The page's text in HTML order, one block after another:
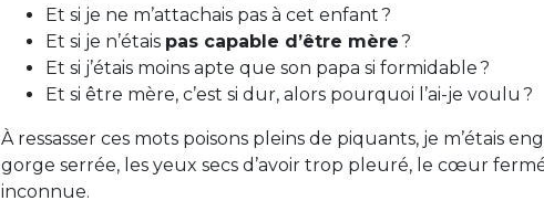
Et si je ne m’attachais pas à cet enfant ?
Et si je n’étais pas capable d’être mère?
Et si j’étais moins apte que son papa si formidable ?
Et si être mère, c’est si dur, alors pourquoi l’ai-je voulu ?
À ressasser ces mots poisons pleins de piquants, je m’étais
gorge serrée, les yeux secs d’avoir trop pleuré, le cœur
inconnue.